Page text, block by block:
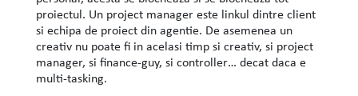
proiectul. Un project manager este linkul dintre client
si echipa de proiect din agentie. De asemenea un
creativ nu poate fi in acelasi timp si creativ, si project
manager, si finance-guy, si controller… decat daca e
multi-tasking.